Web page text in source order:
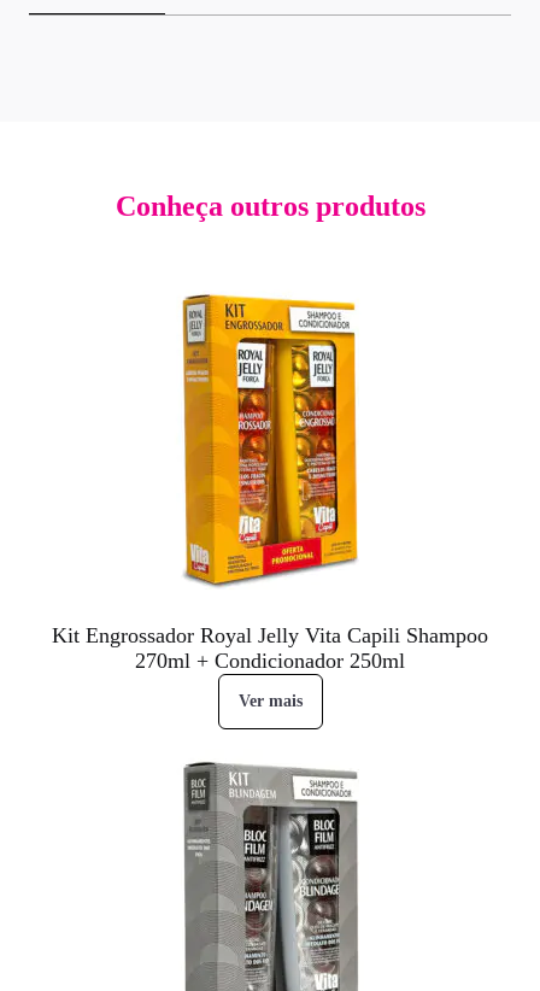
Conheça outros produtos
Kit Engrossador Royal Jelly Vita Capili Shampoo
270ml + Condicionador 250ml
Ver mais